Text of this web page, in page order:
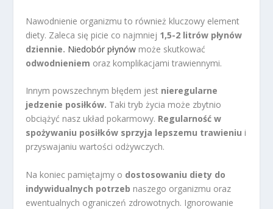
Nawodnienie organizmu to również kluczowy element
diety. Zaleca się picie co najmniej 1,5-2 litrów płynów
dziennie. Niedobór płynów może skutkować
odwodnieniem oraz komplikacjami trawiennymi.
Innym powszechnym błędem jest nieregularne
jedzenie posiłków. Taki tryb życia może zbytnio
obciążyć nasz układ pokarmowy. Regularność w
spożywaniu posiłków sprzyja lepszemu trawieniu i
przyswajaniu wartości odżywczych.
Na koniec pamiętajmy o dostosowaniu diety do
indywidualnych potrzeb naszego organizmu oraz
ewentualnych ograniczeń zdrowotnych. Ignorowanie